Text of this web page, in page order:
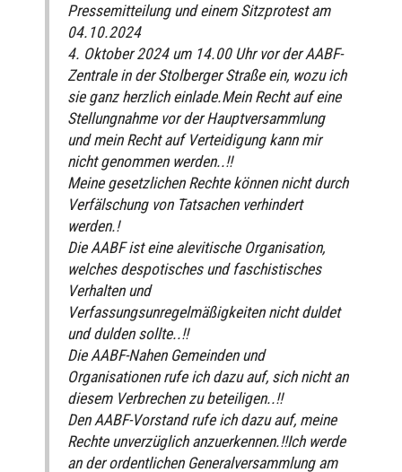
Pressemitteilung und einem Sitzprotest am
04.10.2024
4. Oktober 2024 um 14.00 Uhr vor der AABF-
Zentrale in der Stolberger Straße ein, wozu ich
sie ganz herzlich einlade.Mein Recht auf eine
Stellungnahme vor der Hauptversammlung
und mein Recht auf Verteidigung kann mir
nicht genommen werden..!!
Meine gesetzlichen Rechte können nicht durch
Verfälschung von Tatsachen verhindert
werden.!
Die AABF ist eine alevitische Organisation,
welches despotisches und faschistisches
Verhalten und
Verfassungsunregelmäßigkeiten nicht duldet
und dulden sollte..!!
Die AABF-Nahen Gemeinden und
Organisationen rufe ich dazu auf, sich nicht an
diesem Verbrechen zu beteiligen..!!
Den AABF-Vorstand rufe ich dazu auf, meine
Rechte unverzüglich anzuerkennen.!!Ich werde
an der ordentlichen Generalversammlung am